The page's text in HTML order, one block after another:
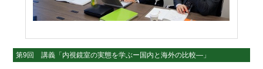
第9回 講義「内視鏡室の実態を学ぶー国内と海外の比較―」